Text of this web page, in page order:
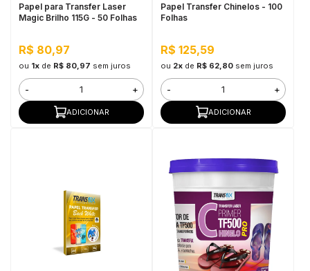
Papel para Transfer Laser
Magic Brilho 115G - 50 Folhas
R$ 80,97
ou 1xde R$ 80,97 sem juros
- +
ADICIONAR
Papel Transfer Chinelos - 100
Folhas
R$ 125,59
ou 2xde R$ 62,80 sem juros
- +
ADICIONAR